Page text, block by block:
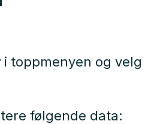
i toppmenyen og velg
følgende data: